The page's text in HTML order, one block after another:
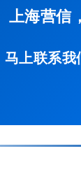
上海营信
马上联系我